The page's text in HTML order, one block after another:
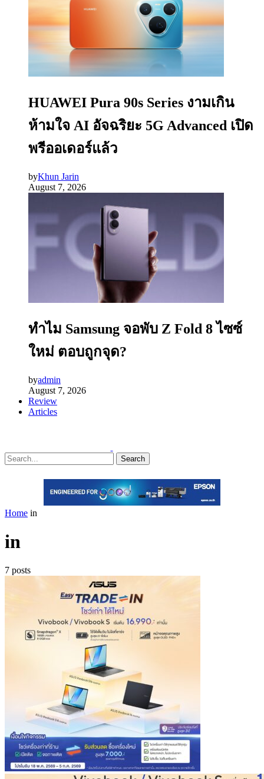
HUAWEI Pura 90s Series งามเกิน
ห้ามใจ AI อัจฉริยะ 5G Advanced เปิด
พรีออเดอร์แล้ว
byKhun Jarin
August 7, 2026
ทำไม Samsung จอพับ Z Fold 8 ไซซ์
ใหม่ ตอบถูกจุด?
byadmin
August 7, 2026
Review
Articles
Search
Home in
in
7 posts